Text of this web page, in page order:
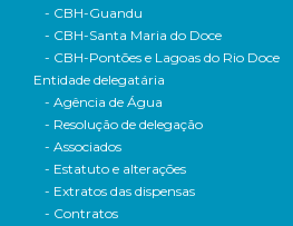
- CBH-Guandu
- CBH-Santa Maria do Doce
- CBH-Pontões e Lagoas do Rio Doce
Entidade delegatária
- Agência de Água
- Resolução de delegação
- Associados
- Estatuto e alterações
- Extratos das dispensas
- Contratos